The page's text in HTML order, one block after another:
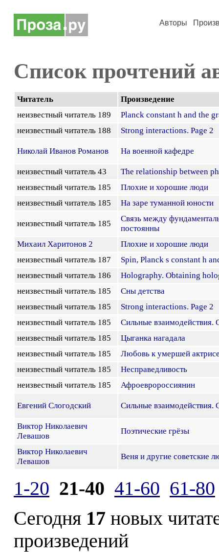
Авторы
Список прочтений
Читатель
Произведение
неизвестный читатель 189
Planck constant h and the
неизвестный читатель 188
Strong interactions. Page 2
Николай Иванов Романов На военной кафедре
неизвестный читатель 43
The relationship between
неизвестный читатель 185
Плохие и хорошие люди
неизвестный читатель 185
На заре туманной юности
неизвестный читатель 185
Связь между
постоянны
Михаил Харитонов 2
Плохие и хорошие люди
неизвестный читатель 187
Spin, Planck s constant h
неизвестный читатель 186
Holography. Obtaining
неизвестный читатель 185
Сны детства
неизвестный читатель 185
Strong interactions. Page 2
неизвестный читатель 185
Сильные взаимодействия.
неизвестный читатель 185
Цыганка нагадала
неизвестный читатель 185
Любовь к умершей
неизвестный читатель 185
Несправедливость
неизвестный читатель 185
Афроевророссиянин
Евгений Слогодский Сильные взаимодействия.
Виктор Николаевич
Левашов
Поэтические грёзы
Виктор Николаевич
Левашов
Веня и другие советские
1-20 21-40 41-60 61-80
Сегодня 17 новых
произведений